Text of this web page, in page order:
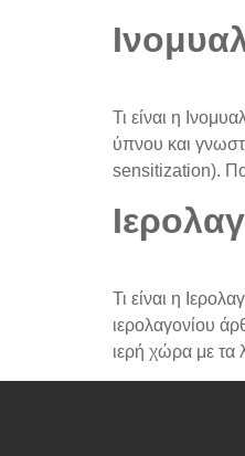
Τι είναι η
ύπνου και
sensitization).
Τι είναι η
ιερολαγονίου
ιερή χώρα με τα